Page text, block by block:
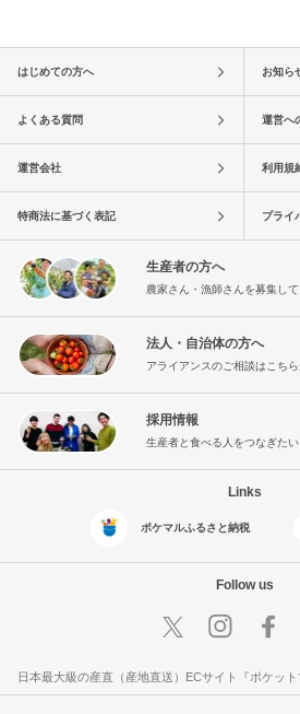
はじめての方へ お知ら
よくある質問 運営へ
運営会社 利用規
特商法に基づく表記 プライ
生産者の方へ
農家さん・漁師さんを募集し
法人・自治体の方へ
アライアンスのご相談はこちら
採用情報
生産者と食べる人をつなぎたい
Links
ポケマルふるさと納税
Follow us
日本最大級の産直（産地直送）ECサイト『ポケット